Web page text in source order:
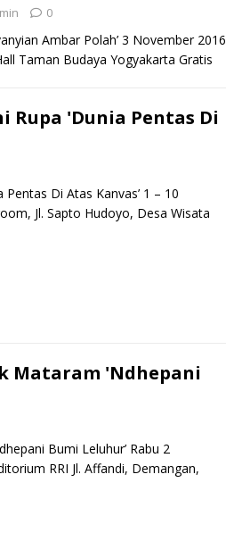
0
Ambar Polah’ 3 November 2016
Taman Budaya Yogyakarta Gratis
Rupa 'Dunia Pentas Di
Pentas Di Atas Kanvas’ 1 – 10
Jl. Sapto Hudoyo, Desa Wisata
Mataram 'Ndhepani
Bumi Leluhur’ Rabu 2
RRI Jl. Affandi, Demangan,